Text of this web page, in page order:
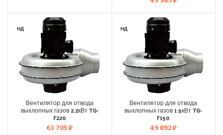
НД
Вентилятор для отвода
выхлопных газов 2.2кВт TG-
F220
63 705₽
НД
Вентилятор для отвода
выхлопных газов 1.5кВт TG-
F150
49 892₽